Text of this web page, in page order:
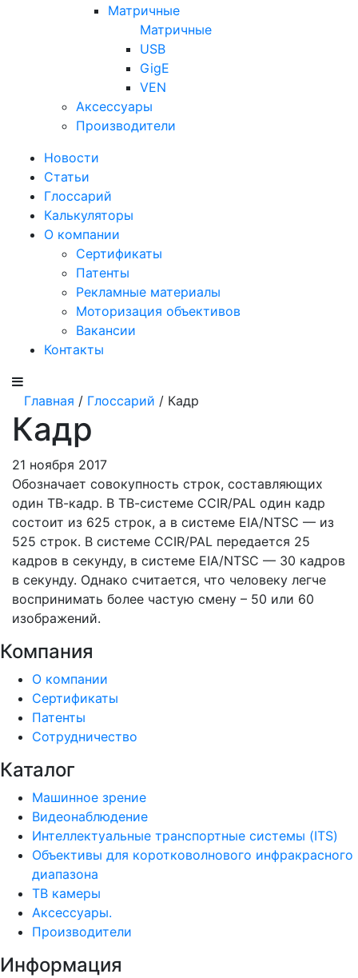
Матричные
Матричные
USB
GigE
VEN
Аксессуары
Производители
Новости
Статьи
Глоссарий
Калькуляторы
О компании
Сертификаты
Патенты
Рекламные материалы
Моторизация объективов
Вакансии
Контакты
Главная / Глоссарий / Кадр
Кадр
21 ноября 2017
Обозначает совокупность строк, составляющих
один ТВ-кадр. В ТВ-системе CCIR/PAL один кадр
состоит из 625 строк, а в системе EIA/NTSC — из
525 строк. В системе CCIR/PAL передается 25
кадров в секунду, в системе EIA/NTSC — 30 кадров
в секунду. Однако считается, что человеку легче
воспринимать более частую смену – 50 или 60
изображений.
Компания
О компании
Сертификаты
Патенты
Сотрудничество
Каталог
Машинное зрение
Видеонаблюдение
Интеллектуальные транспортные системы (ITS)
Объективы для коротковолнового инфракрасного
диапазона
ТВ камеры
Аксессуары.
Производители
Информация